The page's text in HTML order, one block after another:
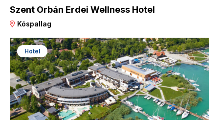
Szent Orbán Erdei Wellness Hotel
Kóspallag
Hotel